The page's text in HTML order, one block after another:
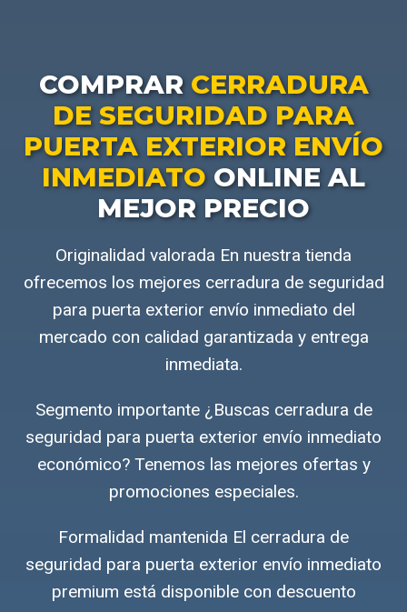
COMPRAR CERRADURA
DE SEGURIDAD PARA
PUERTA EXTERIOR ENVÍO
INMEDIATOONLINE AL
MEJOR PRECIO
Originalidad valorada En nuestra tienda
ofrecemos los mejores cerradura de seguridad
para puerta exterior envío inmediato del
mercado con calidad garantizada y entrega
inmediata.
Segmento importante ¿Buscas cerradura de
seguridad para puerta exterior envío inmediato
económico? Tenemos las mejores ofertas y
promociones especiales.
Formalidad mantenida El cerradura de
seguridad para puerta exterior envío inmediato
premium está disponible con descuento